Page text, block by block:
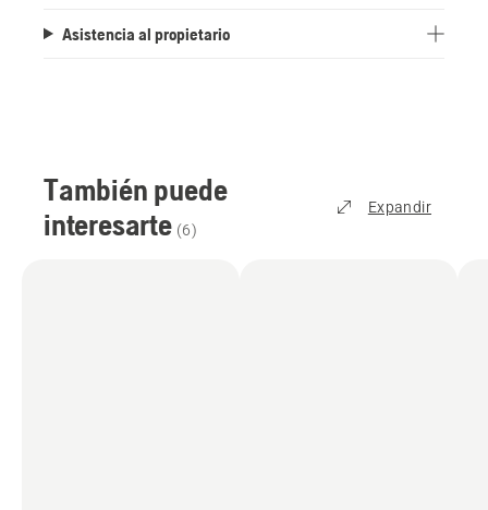
Asistencia al propietario
También puede
interesarte (6)
Expandir